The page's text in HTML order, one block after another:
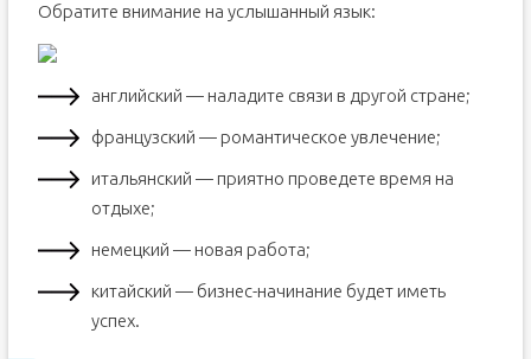
Обратите внимание на услышанный язык:
английский — наладите связи в другой стране;
французский — романтическое увлечение;
итальянский — приятно проведете время на
отдыхе;
немецкий — новая работа;
китайский — бизнес-начинание будет иметь
успех.